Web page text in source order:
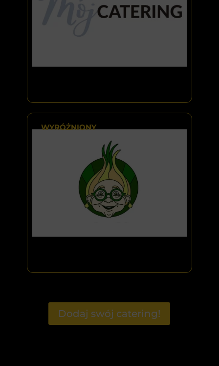
WYRÓŻNIONY
Dodaj swój catering!